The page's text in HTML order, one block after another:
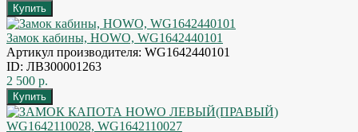
Замок кабины, HOWO, WG1642440101
Артикул производителя: WG1642440101
ID: ЛВЗ00001263
2 500 р.